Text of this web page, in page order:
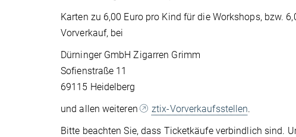
Karten zu 6,00 Euro pro Kind für die Workshops, bzw.
Vorverkauf, bei
Dürninger GmbH Zigarren Grimm
Sofienstraße 11
69115 Heidelberg
und allen weiteren
ztix-Vorverkaufsstellen.
Bitte beachten Sie, dass Ticketkäufe verbindlich sind.